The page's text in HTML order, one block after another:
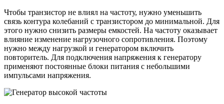
Чтобы транзистор не влиял на частоту, нужно уменьшить
связь контура колебаний с транзистором до минимальной. Для
этого нужно снизить размеры емкостей. На частоту оказывает
влияние изменение нагрузочного сопротивления. Поэтому
нужно между нагрузкой и генератором включить
повторитель. Для подключения напряжения к генератору
применяют постоянные блоки питания с небольшими
импульсами напряжения.